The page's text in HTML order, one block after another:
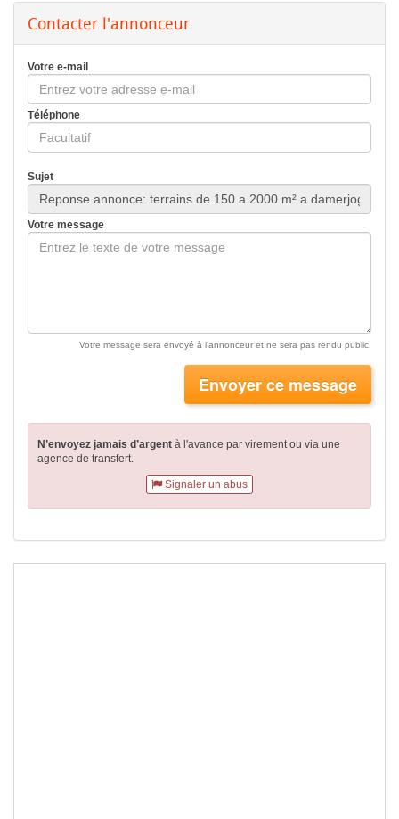
Contacter l'annonceur
Votre e-mail
Téléphone
Sujet
Votre message
Votre message sera envoyé à l'annonceur et ne sera pas rendu public.
Envoyer ce message
N’envoyez jamais d’argent à l'avance par virementou via une
agence de transfert.
Signaler un abus